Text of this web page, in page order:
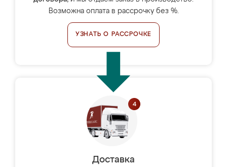
Возможна оплата в рассрочку без %.
УЗНАТЬ О РАССРОЧКЕ
Доставка